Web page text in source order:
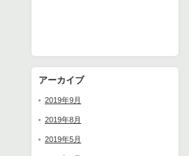
アーカイブ
2019年9月
2019年8月
2019年5月